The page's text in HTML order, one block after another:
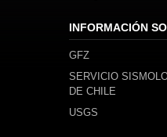
INFORMACIÓN
GFZ
SERVICIO
DE CHILE
USGS